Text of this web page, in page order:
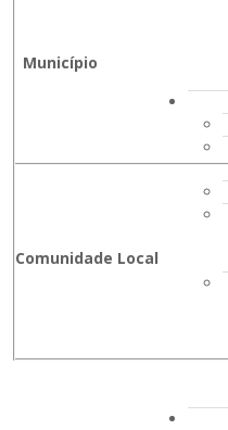
Município
Comunidade Local